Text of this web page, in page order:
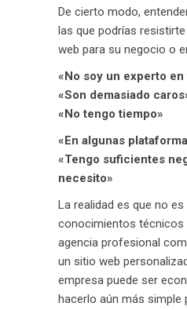
De cierto modo,
las que podrías
web para su negocio o
«No soy un experto
«Son demasiado
«No tengo tiempo»
«En algunas
«Tengo suficientes
necesito»
La realidad es que no
conocimientos técnicos
agencia profesional
un sitio web
empresa puede ser
hacerlo aún más simple